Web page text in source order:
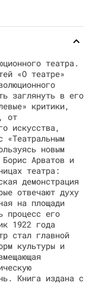
театра.
«О театре»
заглянуть в его
критики,
от
искусства,
«Театральным
новым
Арватов и
театра:
демонстрация
отвечают духу
на площади
процесс его
1922 года
стал главной
культуры и
Книга издана с